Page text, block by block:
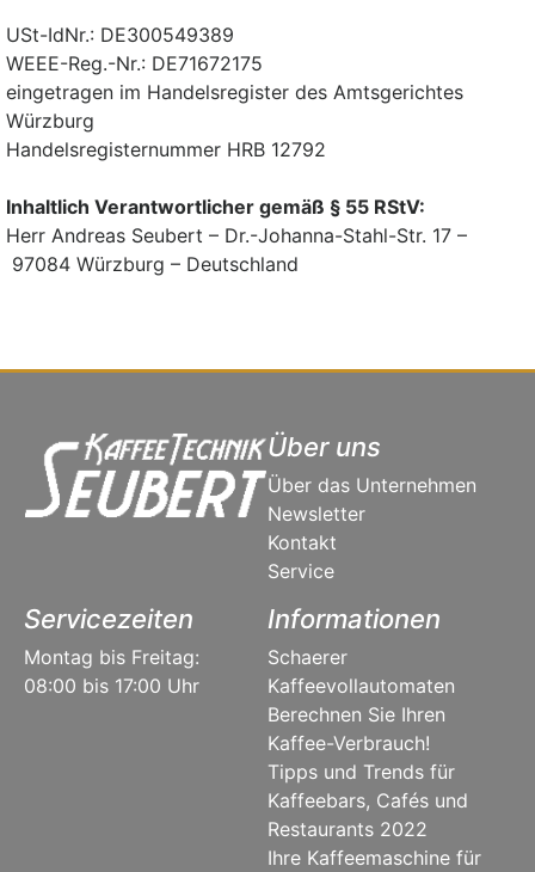
USt-IdNr.: DE300549389
WEEE-Reg.-Nr.: DE71672175
eingetragen im Handelsregister des Amtsgerichtes
Würzburg
Handelsregisternummer HRB 12792
Inhaltlich Verantwortlicher gemäß § 55 RStV:
Herr Andreas Seubert – Dr.-Johanna-Stahl-Str. 17 –
97084 Würzburg – Deutschland
Über uns
Über das Unternehmen
Newsletter
Kontakt
Service
Servicezeiten
Montag bis Freitag:
08:00 bis 17:00 Uhr
Informationen
Schaerer
Kaffeevollautomaten
Berechnen Sie Ihren
Kaffee-Verbrauch!
Tipps und Trends für
Kaffeebars, Cafés und
Restaurants 2022
Ihre Kaffeemaschine für